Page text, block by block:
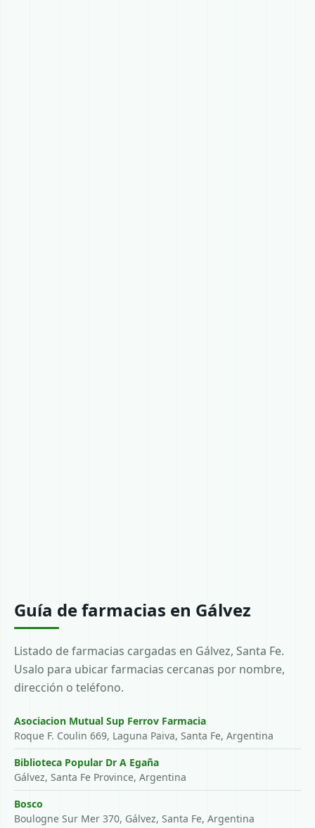
Guía de farmacias en Gálvez
Listado de farmacias cargadas en Gálvez, Santa Fe.
Usalo para ubicar farmacias cercanas por nombre,
dirección o teléfono.
Asociacion Mutual Sup Ferrov Farmacia
Roque F. Coulin 669, Laguna Paiva, Santa Fe, Argentina
Biblioteca Popular Dr A Egaña
Gálvez, Santa Fe Province, Argentina
Bosco
Boulogne Sur Mer 370, Gálvez, Santa Fe, Argentina